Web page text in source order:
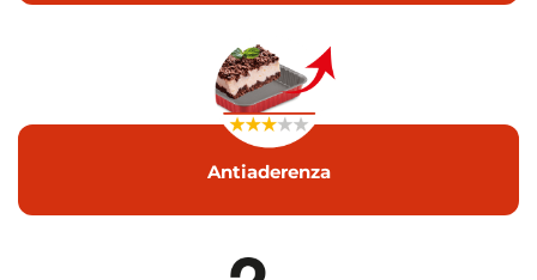
Antiaderenza